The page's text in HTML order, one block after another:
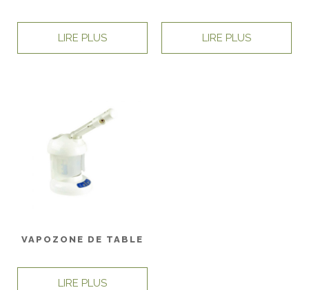
LIRE PLUS LIRE PLUS
VAPOZONE DE TABLE
LIRE PLUS